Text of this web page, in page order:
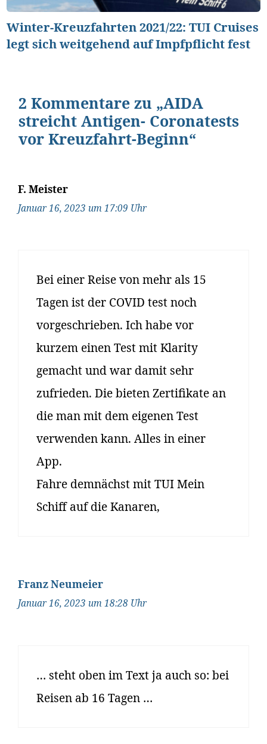
Winter-Kreuzfahrten 2021/22: TUI Cruises
legt sich weitgehend auf Impfpflicht fest
2 Kommentare zu „AIDA
streicht Antigen- Coronatests
vor Kreuzfahrt-Beginn“
F. Meister
Januar 16, 2023 um 17:09 Uhr
Bei einer Reise von mehr als 15
Tagen ist der COVID test noch
vorgeschrieben. Ich habe vor
kurzem einen Test mit Klarity
gemacht und war damit sehr
zufrieden. Die bieten Zertifikate an
die man mit dem eigenen Test
verwenden kann. Alles in einer
App.
Fahre demnächst mit TUI Mein
Schiff auf die Kanaren,
Franz Neumeier
Januar 16, 2023 um 18:28 Uhr
… steht oben im Text ja auch so: bei
Reisen ab 16 Tagen …